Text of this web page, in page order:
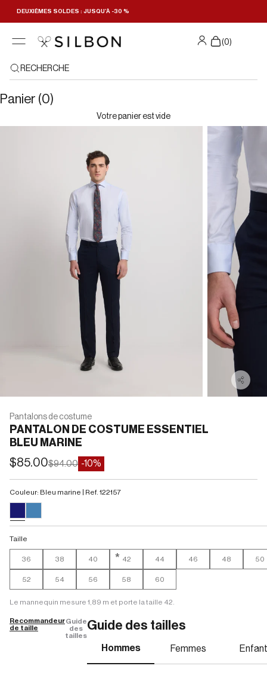
DEUXIÈMES SOLDES : JUSQU’À -30 %
(0)
RECHERCHE
Panier (0)
Votre panier est vide
Pantalons de costume
PANTALON DE COSTUME ESSENTIEL
BLEU MARINE
Prix de vente
$85.00Prix normal
$94.00 -10%
Couleur: Bleu marine | Ref. 122157
Taille
36 38 40 42
* 44 46 48 50
52 54 56 58 60
Le mannequin mesure 1,89 m et porte la taille 42.
Recommandeur
de taille
Guide
des
tailles
Guide des tailles
Hommes Femmes